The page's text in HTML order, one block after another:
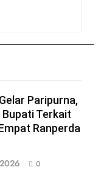
Paripurna,
Bupati Terkait
Ranperda
0